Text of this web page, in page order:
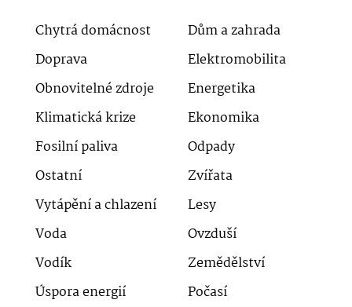
Chytrá domácnost
Dům a zahrada
Doprava
Elektromobilita
Obnovitelné zdroje
Energetika
Klimatická krize
Ekonomika
Fosilní paliva
Odpady
Ostatní
Zvířata
Vytápění a chlazení
Lesy
Voda
Ovzduší
Vodík
Zemědělství
Úspora energií
Počasí